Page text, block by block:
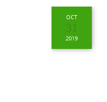
OCT
31
2019